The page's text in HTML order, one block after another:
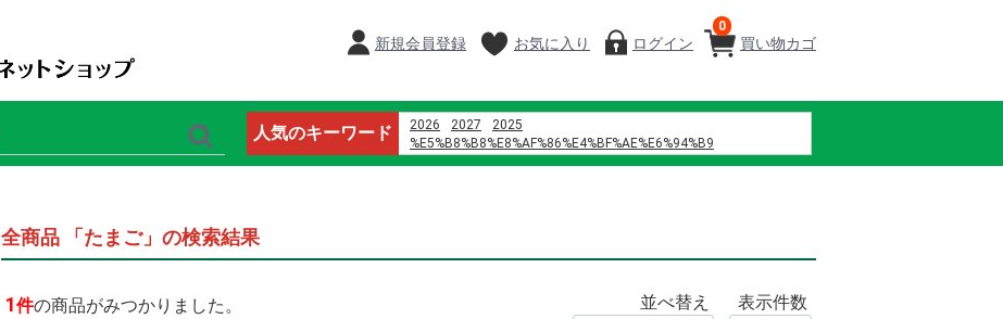
買い物カゴ
0
新規会員登録 お気に入り ログイン
人気のキーワード 2026 2027
2025
%E5%B8%B8%E8%AF%86%E4%BF%AE%E6%94%B9
%D8%B1%D9%88%D9%85%D8%A7%D9%86%D8%B3%D9%8A%D9%87
全商品 「たまご」の検索結果
1件の商品がみつかりました。 並べ替え 表示件数